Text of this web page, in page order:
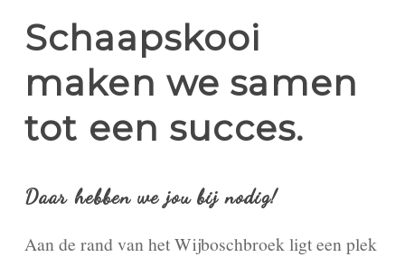
Schaapskooi
maken we samen
tot een succes.
Daar hebben we jou bij nodig!
Aan de rand van het Wijboschbroek ligt een plek